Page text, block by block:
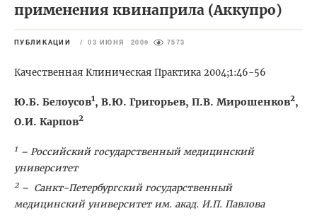
применения квинаприла (Аккупро)
ПУБЛИКАЦИИ / 03 ИЮНЯ 2009 7573
Качественная Клиническая Практика 2004;1:46-56
Ю.Б. Белоусов1, В.Ю. Григорьев, П.В. Мирошенков2,
О.И. Карпов2
1 – Российский государственный медицинский
университет
2– Санкт-Петербургский государственный
медицинский университет им. акад. И.П. Павлова